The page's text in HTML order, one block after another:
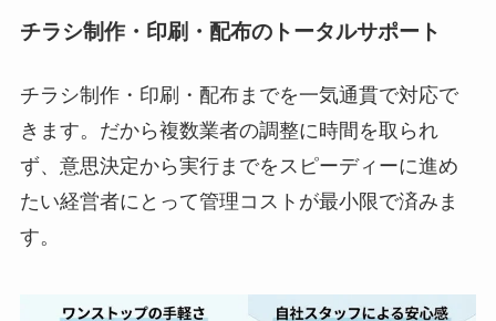
チラシ制作・印刷・配布のトータルサポート
チラシ制作・印刷・配布までを一気通貫で対応で
きます。だから複数業者の調整に時間を取られ
ず、意思決定から実行までをスピーディーに進め
たい経営者にとって管理コストが最小限で済みま
す。